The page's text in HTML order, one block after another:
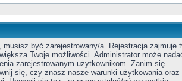
musisz być zarejestrowany/a. Rejestracja zajmuje
Twoje możliwości. Administrator może
zarejestrowanym użytkownikom. Zanim się
się, czy znasz nasze warunki użytkowania oraz